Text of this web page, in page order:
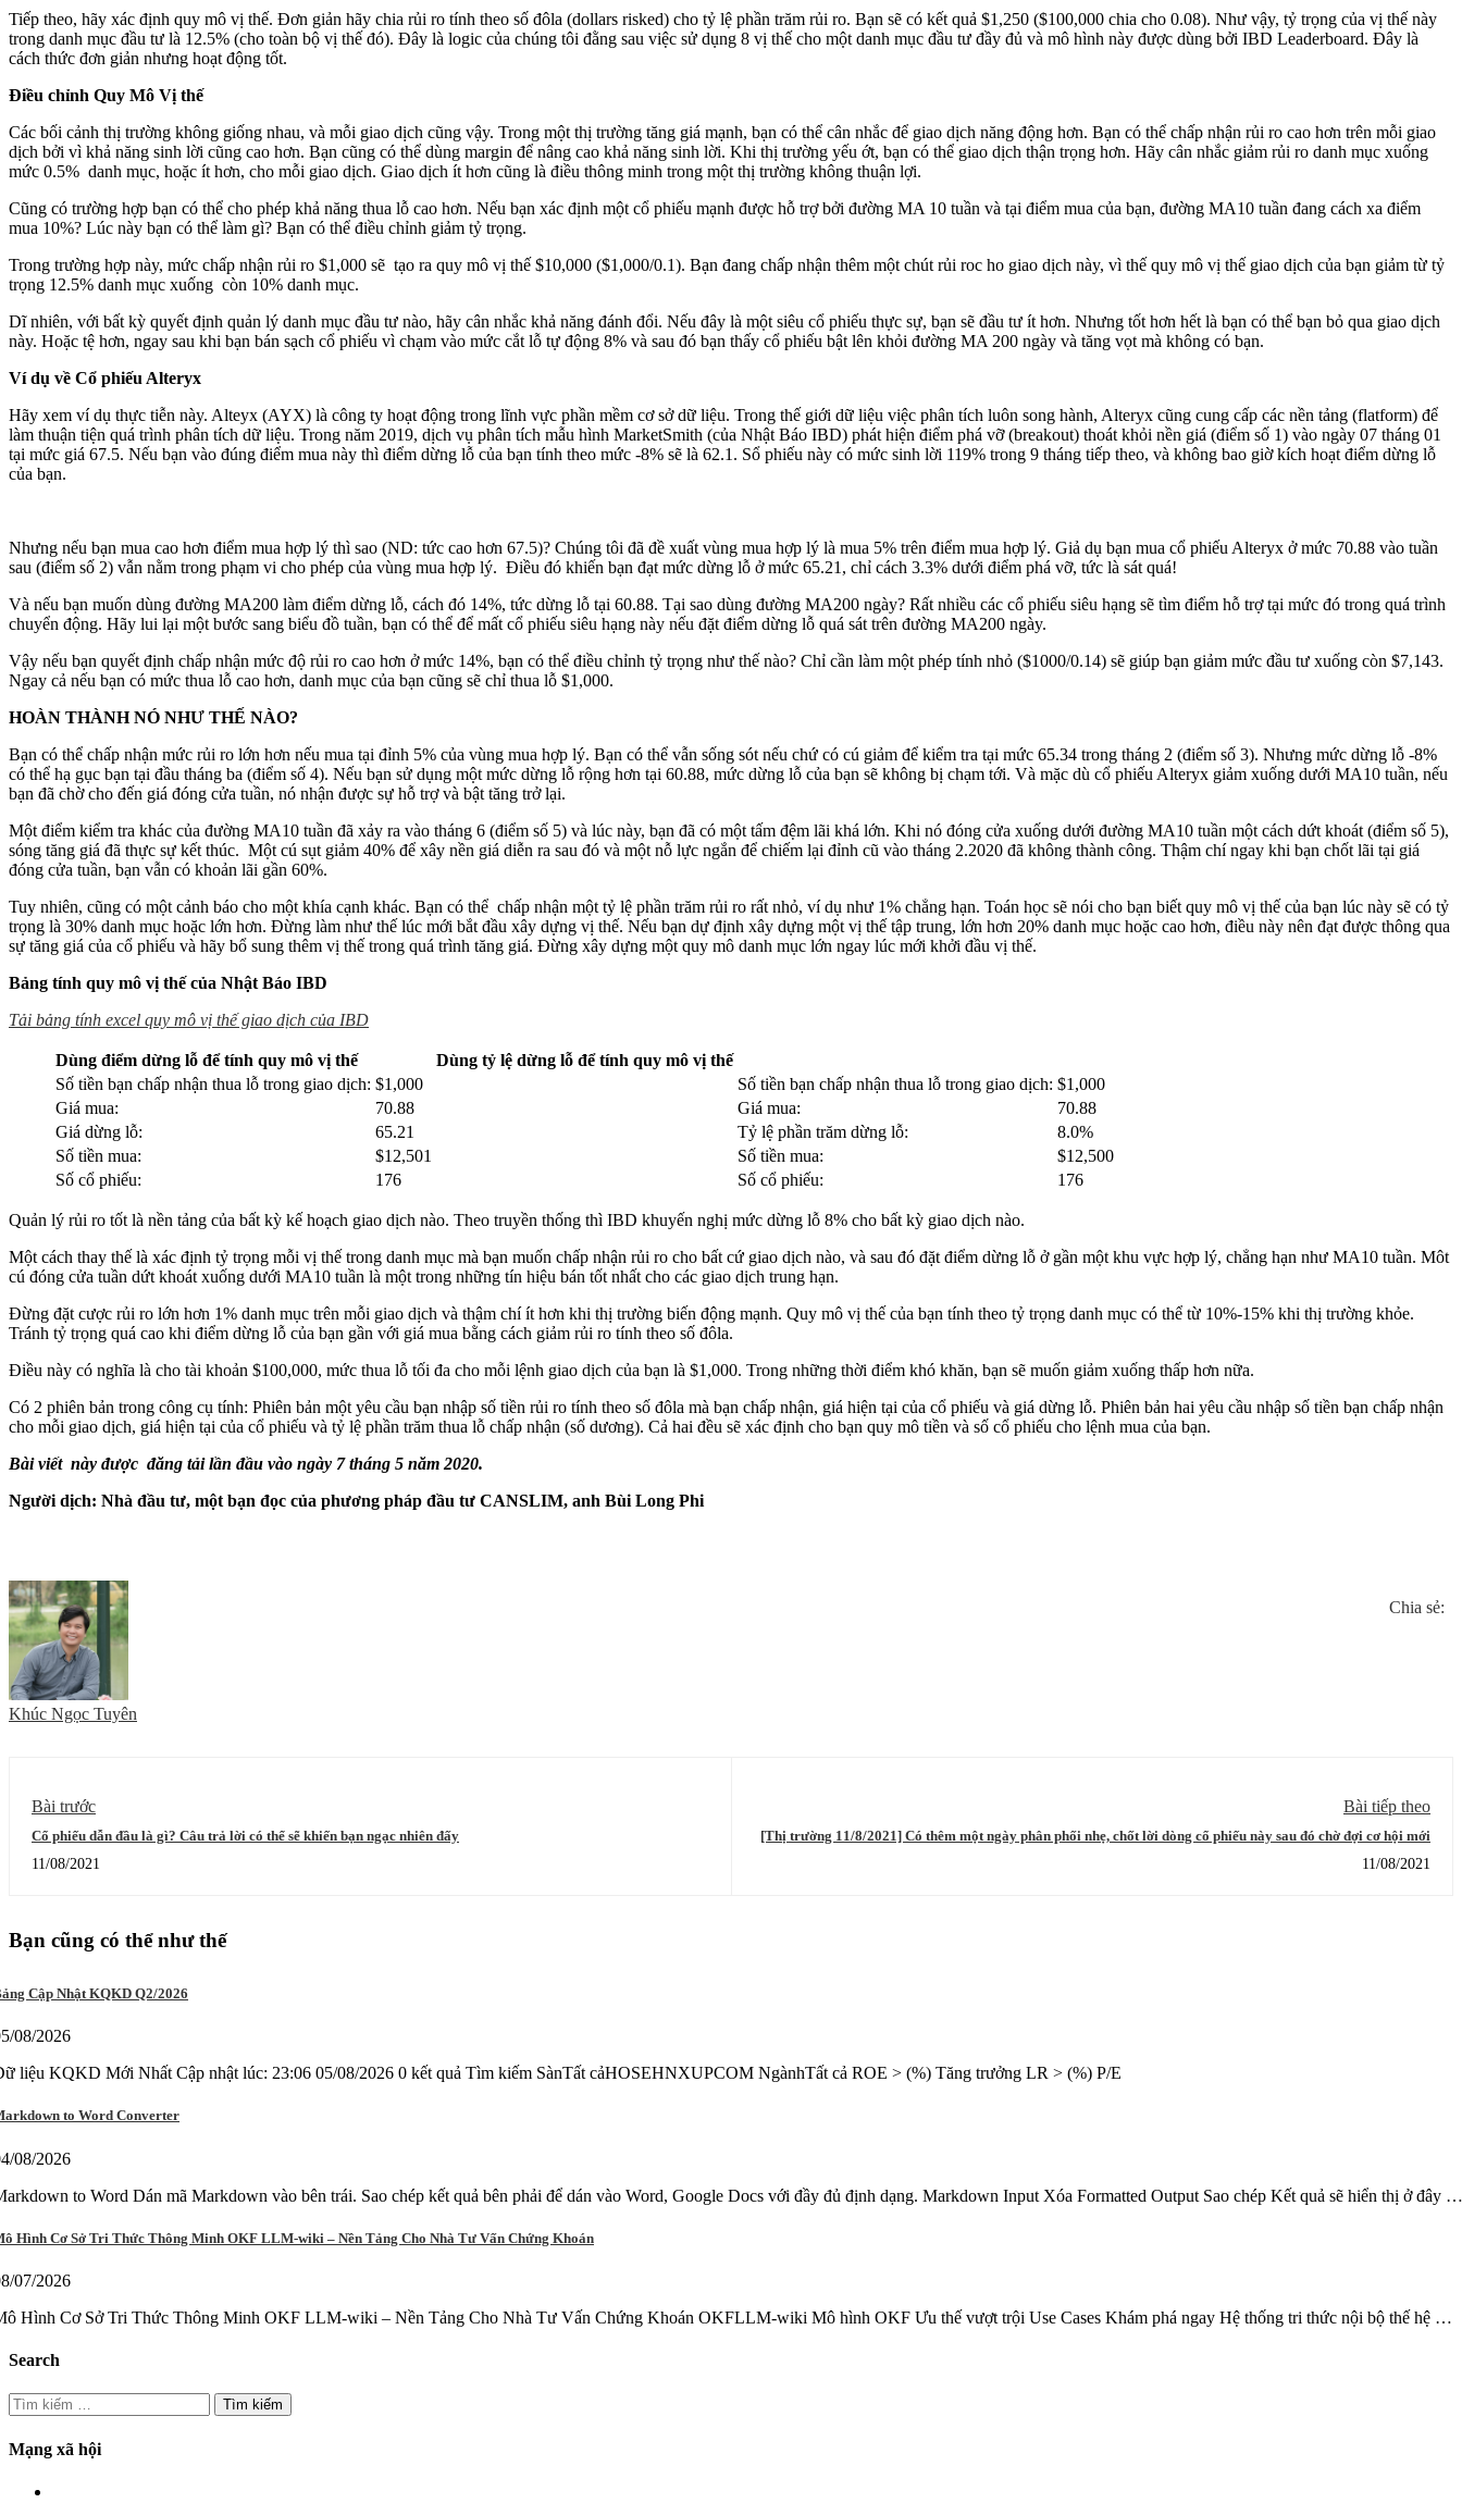
Tiếp theo, hãy xác định quy mô vị thế. Đơn giản hãy chia rủi ro tính theo số đôla (dollars risked) cho tỷ lệ phần trăm rủi ro. Bạn sẽ có kết quả $1,250 ($100,000 chia cho 0.08). Như vậy, tỷ trọng của vị thế này
trong danh mục đầu tư là 12.5% (cho toàn bộ vị thế đó). Đây là logic của chúng tôi đằng sau việc sử dụng 8 vị thế cho một danh mục đầu tư đầy đủ và mô hình này được dùng bởi IBD Leaderboard. Đây là
cách thức đơn giản nhưng hoạt động tốt.
Điều chỉnh Quy Mô Vị thế
Các bối cảnh thị trường không giống nhau, và mỗi giao dịch cũng vậy. Trong một thị trường tăng giá mạnh, bạn có thể cân nhắc để giao dịch năng động hơn. Bạn có thể chấp nhận rủi ro cao hơn trên mỗi giao
dịch bởi vì khả năng sinh lời cũng cao hơn. Bạn cũng có thể dùng margin để nâng cao khả năng sinh lời. Khi thị trường yếu ớt, bạn có thể giao dịch thận trọng hơn. Hãy cân nhắc giảm rủi ro danh mục xuống
mức 0.5% danh mục, hoặc ít hơn, cho mỗi giao dịch. Giao dịch ít hơn cũng là điều thông minh trong một thị trường không thuận lợi.
Cũng có trường hợp bạn có thể cho phép khả năng thua lỗ cao hơn. Nếu bạn xác định một cổ phiếu mạnh được hỗ trợ bởi đường MA 10 tuần và tại điểm mua của bạn, đường MA10 tuần đang cách xa điểm
mua 10%? Lúc này bạn có thể làm gì? Bạn có thể điều chỉnh giảm tỷ trọng.
Trong trường hợp này, mức chấp nhận rủi ro $1,000 sẽ tạo ra quy mô vị thế $10,000 ($1,000/0.1). Bạn đang chấp nhận thêm một chút rủi roc ho giao dịch này, vì thế quy mô vị thế giao dịch của bạn giảm từ tỷ
trọng 12.5% danh mục xuống còn 10% danh mục.
Dĩ nhiên, với bất kỳ quyết định quản lý danh mục đầu tư nào, hãy cân nhắc khả năng đánh đổi. Nếu đây là một siêu cổ phiếu thực sự, bạn sẽ đầu tư ít hơn. Nhưng tốt hơn hết là bạn có thể bạn bỏ qua giao dịch
này. Hoặc tệ hơn, ngay sau khi bạn bán sạch cổ phiếu vì chạm vào mức cắt lỗ tự động 8% và sau đó bạn thấy cổ phiếu bật lên khỏi đường MA 200 ngày và tăng vọt mà không có bạn.
Ví dụ về Cổ phiếu Alteryx
Hãy xem ví dụ thực tiễn này. Alteyx (AYX) là công ty hoạt động trong lĩnh vực phần mềm cơ sở dữ liệu. Trong thế giới dữ liệu việc phân tích luôn song hành, Alteryx cũng cung cấp các nền tảng (flatform) để
làm thuận tiện quá trình phân tích dữ liệu. Trong năm 2019, dịch vụ phân tích mẫu hình MarketSmith (của Nhật Báo IBD) phát hiện điểm phá vỡ (breakout) thoát khỏi nền giá (điểm số 1) vào ngày 07 tháng 01
tại mức giá 67.5. Nếu bạn vào đúng điểm mua này thì điểm dừng lỗ của bạn tính theo mức -8% sẽ là 62.1. Sổ phiếu này có mức sinh lời 119% trong 9 tháng tiếp theo, và không bao giờ kích hoạt điểm dừng lỗ
của bạn.
Nhưng nếu bạn mua cao hơn điểm mua hợp lý thì sao (ND: tức cao hơn 67.5)? Chúng tôi đã đề xuất vùng mua hợp lý là mua 5% trên điểm mua hợp lý. Giả dụ bạn mua cổ phiếu Alteryx ở mức 70.88 vào tuần
sau (điểm số 2) vẫn nằm trong phạm vi cho phép của vùng mua hợp lý. Điều đó khiến bạn đạt mức dừng lỗ ở mức 65.21, chỉ cách 3.3% dưới điểm phá vỡ, tức là sát quá!
Và nếu bạn muốn dùng đường MA200 làm điểm dừng lỗ, cách đó 14%, tức dừng lỗ tại 60.88. Tại sao dùng đường MA200 ngày? Rất nhiều các cổ phiếu siêu hạng sẽ tìm điểm hỗ trợ tại mức đó trong quá trình
chuyển động. Hãy lui lại một bước sang biểu đồ tuần, bạn có thể để mất cổ phiếu siêu hạng này nếu đặt điểm dừng lỗ quá sát trên đường MA200 ngày.
Vậy nếu bạn quyết định chấp nhận mức độ rủi ro cao hơn ở mức 14%, bạn có thể điều chỉnh tỷ trọng như thế nào? Chỉ cần làm một phép tính nhỏ ($1000/0.14) sẽ giúp bạn giảm mức đầu tư xuống còn $7,143.
Ngay cả nếu bạn có mức thua lỗ cao hơn, danh mục của bạn cũng sẽ chỉ thua lỗ $1,000.
HOÀN THÀNH NÓ NHƯ THẾ NÀO?
Bạn có thể chấp nhận mức rủi ro lớn hơn nếu mua tại đỉnh 5% của vùng mua hợp lý. Bạn có thể vẫn sống sót nếu chứ có cú giảm để kiểm tra tại mức 65.34 trong tháng 2 (điểm số 3). Nhưng mức dừng lỗ -8%
có thể hạ gục bạn tại đầu tháng ba (điểm số 4). Nếu bạn sử dụng một mức dừng lỗ rộng hơn tại 60.88, mức dừng lỗ của bạn sẽ không bị chạm tới. Và mặc dù cổ phiếu Alteryx giảm xuống dưới MA10 tuần, nếu
bạn đã chờ cho đến giá đóng cửa tuần, nó nhận được sự hỗ trợ và bật tăng trở lại.
Một điểm kiểm tra khác của đường MA10 tuần đã xảy ra vào tháng 6 (điểm số 5) và lúc này, bạn đã có một tấm đệm lãi khá lớn. Khi nó đóng cửa xuống dưới đường MA10 tuần một cách dứt khoát (điểm số 5),
sóng tăng giá đã thực sự kết thúc. Một cú sụt giảm 40% để xây nền giá diễn ra sau đó và một nỗ lực ngắn để chiếm lại đỉnh cũ vào tháng 2.2020 đã không thành công. Thậm chí ngay khi bạn chốt lãi tại giá
đóng cửa tuần, bạn vẫn có khoản lãi gần 60%.
Tuy nhiên, cũng có một cảnh báo cho một khía cạnh khác. Bạn có thể chấp nhận một tỷ lệ phần trăm rủi ro rất nhỏ, ví dụ như 1% chẳng hạn. Toán học sẽ nói cho bạn biết quy mô vị thế của bạn lúc này sẽ có tỷ
trọng là 30% danh mục hoặc lớn hơn. Đừng làm như thế lúc mới bắt đầu xây dựng vị thế. Nếu bạn dự định xây dựng một vị thế tập trung, lớn hơn 20% danh mục hoặc cao hơn, điều này nên đạt được thông qua
sự tăng giá của cổ phiếu và hãy bổ sung thêm vị thế trong quá trình tăng giá. Đừng xây dựng một quy mô danh mục lớn ngay lúc mới khởi đầu vị thế.
Bảng tính quy mô vị thế của Nhật Báo IBD
Tải bảng tính excel quy mô vị thế giao dịch của IBD
Dùng điểm dừng lỗ để tính quy mô vị thế
Dùng tỷ lệ dừng lỗ để tính quy mô vị thế
Số tiền bạn chấp nhận thua lỗ trong giao dịch: $1,000 Số tiền bạn chấp nhận thua lỗ trong giao dịch: $1,000
Giá mua:
70.88 Giá mua:
70.88
Giá dừng lỗ:
65.21 Tỷ lệ phần trăm dừng lỗ:
8.0%
Số tiền mua:
$12,501 Số tiền mua:
$12,500
Số cổ phiếu:
176 Số cổ phiếu: 176
Quản lý rủi ro tốt là nền tảng của bất kỳ kế hoạch giao dịch nào. Theo truyền thống thì IBD khuyến nghị mức dừng lỗ 8% cho bất kỳ giao dịch nào.
Một cách thay thế là xác định tỷ trọng mỗi vị thế trong danh mục mà bạn muốn chấp nhận rủi ro cho bất cứ giao dịch nào, và sau đó đặt điểm dừng lỗ ở gần một khu vực hợp lý, chẳng hạn như MA10 tuần. Môt
cú đóng cửa tuần dứt khoát xuống dưới MA10 tuần là một trong những tín hiệu bán tốt nhất cho các giao dịch trung hạn.
Đừng đặt cược rủi ro lớn hơn 1% danh mục trên mỗi giao dịch và thậm chí ít hơn khi thị trường biến động mạnh. Quy mô vị thế của bạn tính theo tỷ trọng danh mục có thể từ 10%-15% khi thị trường khỏe.
Tránh tỷ trọng quá cao khi điểm dừng lỗ của bạn gần với giá mua bằng cách giảm rủi ro tính theo số đôla.
Điều này có nghĩa là cho tài khoản $100,000, mức thua lỗ tối đa cho mỗi lệnh giao dịch của bạn là $1,000. Trong những thời điểm khó khăn, bạn sẽ muốn giảm xuống thấp hơn nữa.
Có 2 phiên bản trong công cụ tính: Phiên bản một yêu cầu bạn nhập số tiền rủi ro tính theo số đôla mà bạn chấp nhận, giá hiện tại của cổ phiếu và giá dừng lỗ. Phiên bản hai yêu cầu nhập số tiền bạn chấp nhận
cho mỗi giao dịch, giá hiện tại của cổ phiếu và tỷ lệ phần trăm thua lỗ chấp nhận (số dương). Cả hai đều sẽ xác định cho bạn quy mô tiền và số cổ phiếu cho lệnh mua của bạn.
Bài viết này được đăng tải lần đầu vào ngày 7 tháng 5 năm 2020.
Người dịch: Nhà đầu tư, một bạn đọc của phương pháp đầu tư CANSLIM, anh Bùi Long Phi
Chia sẻ:
Khúc Ngọc Tuyên
Bài trước
Cổ phiếu dẫn đầu là gì? Câu trả lời có thể sẽ khiến bạn ngạc nhiên đấy
11/08/2021
Bài tiếp theo
[Thị trường 11/8/2021] Có thêm một ngày phân phối nhẹ, chốt lời dòng cổ phiếu này sau đó chờ đợi cơ hội mới
11/08/2021
Bạn cũng có thể như thế
Cập Nhật KQKD Q2/2026
08/2026
liệu KQKD Mới Nhất Cập nhật lúc: 23:06 05/08/2026 0 kết quả Tìm kiếm SànTất cảHOSEHNXUPCOM NgànhTất cả ROE > (%) Tăng trưởng LR > (%) P/E
to Word Converter
08/2026
to Word Dán mã Markdown vào bên trái. Sao chép kết quả bên phải để dán vào Word, Google Docs với đầy đủ định dạng. Markdown Input Xóa Formatted Output Sao chép Kết quả sẽ hiển thị ở đây …
Hình Cơ Sở Tri Thức Thông Minh OKF LLM-wiki – Nền Tảng Cho Nhà Tư Vấn Chứng Khoán
07/2026
Hình Cơ Sở Tri Thức Thông Minh OKF LLM-wiki – Nền Tảng Cho Nhà Tư Vấn Chứng Khoán OKFLLM-wiki Mô hình OKF Ưu thế vượt trội Use Cases Khám phá ngay Hệ thống tri thức nội bộ thế hệ …
Search
Tìm
kiếm
cho:
Mạng xã hội